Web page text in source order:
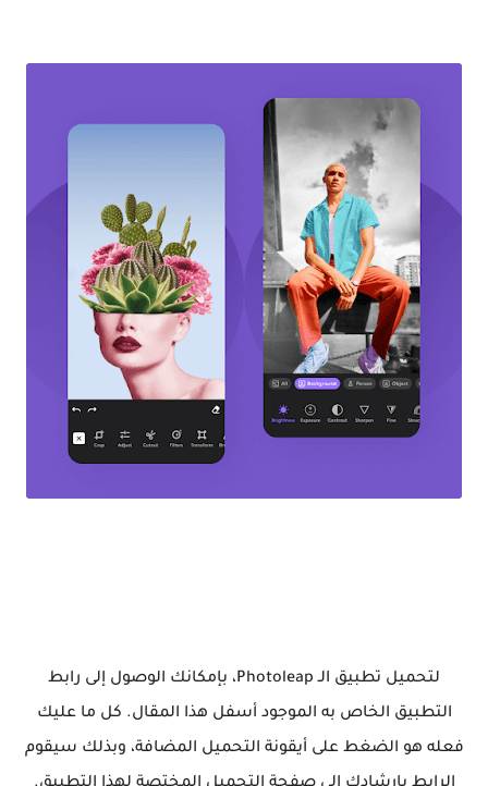
لتحميل تطبيق الـ Photoleap، بإمكانك الوصول إلى رابط
التطبيق الخاص به الموجود أسفل هذا المقال. كل ما عليك
فعله هو الضغط على أيقونة التحميل المضافة، وبذلك سيقوم